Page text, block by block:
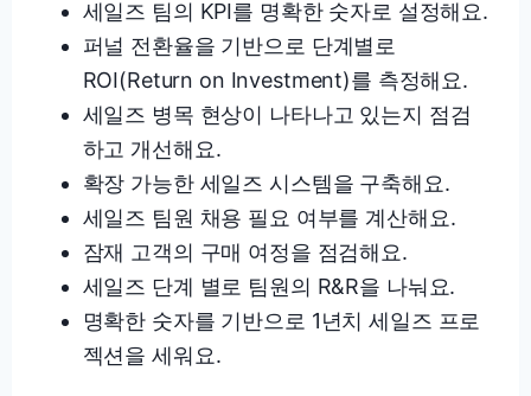
세일즈 팀의 KPI를 명확한 숫자로 설정해요.
퍼널 전환율을 기반으로 단계별로
ROI(Return on Investment)를 측정해요.
세일즈 병목 현상이 나타나고 있는지 점검
하고 개선해요.
확장 가능한 세일즈 시스템을 구축해요.
세일즈 팀원 채용 필요 여부를 계산해요.
잠재 고객의 구매 여정을 점검해요.
세일즈 단계 별로 팀원의 R&R을 나눠요.
명확한 숫자를 기반으로 1년치 세일즈 프로
젝션을 세워요.